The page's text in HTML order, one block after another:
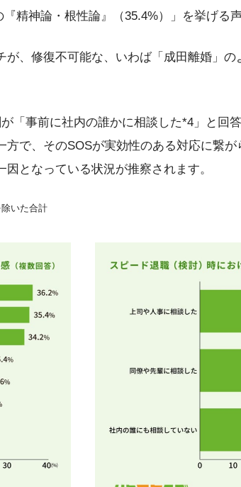
精神論・根性論』（35.4%）」を挙げる
、修復不可能な、いわば「成田離婚」
「事前に社内の誰かに相談した*4」と回
で、そのSOSが実効性のある対応に繋
となっている状況が推察されます。
いた合計